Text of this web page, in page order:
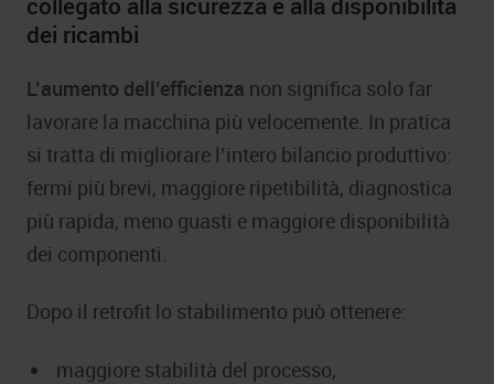
dei ricambi
L’aumento dell’efficienza non significa solo far
lavorare la macchina più velocemente. In pratica
si tratta di migliorare l’intero bilancio produttivo:
fermi più brevi, maggiore ripetibilità, diagnostica
più rapida, meno guasti e maggiore disponibilità
dei componenti.
Dopo il retrofit lo stabilimento può ottenere:
maggiore stabilità del processo,